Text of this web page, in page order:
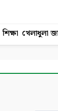
শিক্ষা খেলাধুলা